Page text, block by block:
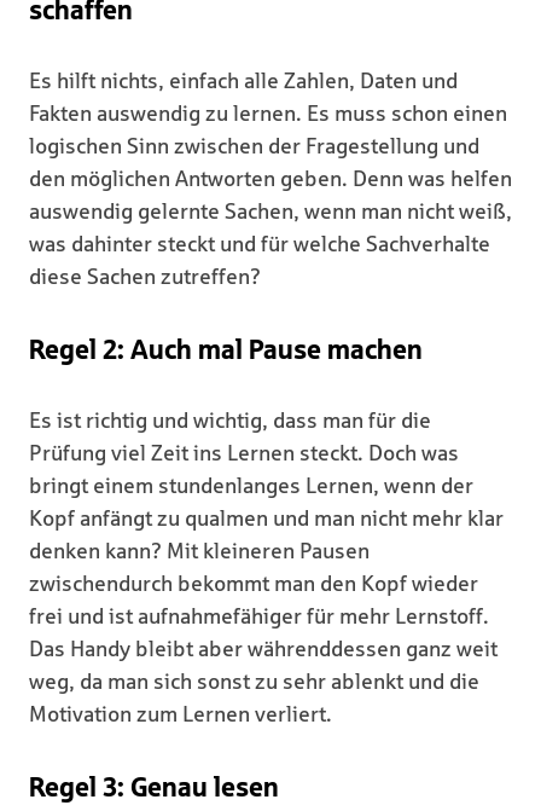
schaffen
Es hilft nichts, einfach alle Zahlen, Daten und
Fakten auswendig zu lernen. Es muss schon einen
logischen Sinn zwischen der Fragestellung und
den möglichen Antworten geben. Denn was helfen
auswendig gelernte Sachen, wenn man nicht weiß,
was dahinter steckt und für welche Sachverhalte
diese Sachen zutreffen?
Regel 2: Auch mal Pause machen
Es ist richtig und wichtig, dass man für die
Prüfung viel Zeit ins Lernen steckt. Doch was
bringt einem stundenlanges Lernen, wenn der
Kopf anfängt zu qualmen und man nicht mehr klar
denken kann? Mit kleineren Pausen
zwischendurch bekommt man den Kopf wieder
frei und ist aufnahmefähiger für mehr Lernstoff.
Das Handy bleibt aber währenddessen ganz weit
weg, da man sich sonst zu sehr ablenkt und die
Motivation zum Lernen verliert.
Regel 3: Genau lesen